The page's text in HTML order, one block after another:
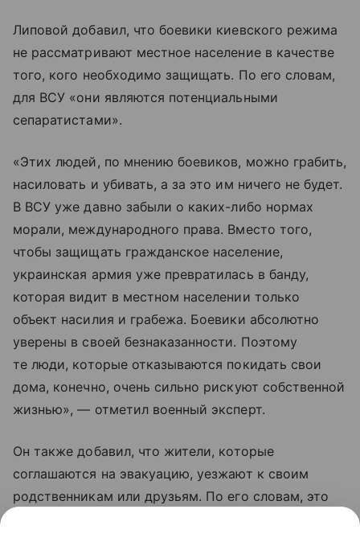
Липовой добавил, что боевики киевского режима
не рассматривают местное население в качестве
того, кого необходимо защищать. По его словам,
для ВСУ «они являются потенциальными
сепаратистами».
«Этих людей, по мнению боевиков, можно грабить,
насиловать и убивать, а за это им ничего не будет.
В ВСУ уже давно забыли о каких-либо нормах
морали, международного права. Вместо того,
чтобы защищать гражданское население,
украинская армия уже превратилась в банду,
которая видит в местном населении только
объект насилия и грабежа. Боевики абсолютно
уверены в своей безнаказанности. Поэтому
те люди, которые отказываются покидать свои
дома, конечно, очень сильно рискуют собственной
жизнью», — отметил военный эксперт.
Он также добавил, что жители, которые
соглашаются на эвакуацию, уезжают к своим
родственникам или друзьям. По его словам, это